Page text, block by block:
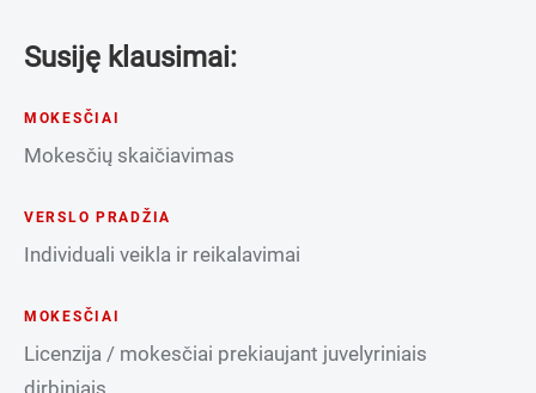
Susiję klausimai:
MOKESČIAI
Mokesčių skaičiavimas
VERSLO PRADŽIA
Individuali veikla ir reikalavimai
MOKESČIAI
Licenzija / mokesčiai prekiaujant juvelyriniais
dirbiniais